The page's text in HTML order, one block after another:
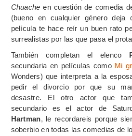
Chuache en cuestión de comedia
(bueno en cualquier género deja
película te hace reír un buen rato
surrealistas por las que pasa el
También completan el elenco
secundaria en películas como Mi
Wonders) que interpreta a la
pedir el divorcio por que su
desastre. El otro actor que
secundario es el actor de
Hartman, le recordareis porque
soberbio en todas las comedias de